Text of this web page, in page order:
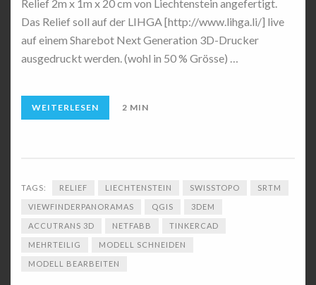
Relief 2m x 1m x 20 cm von Liechtenstein angefertigt.
Das Relief soll auf der LIHGA [http://www.lihga.li/] live
auf einem Sharebot Next Generation 3D-Drucker
ausgedruckt werden. (wohl in 50 % Grösse) …
WEITERLESEN 2 MIN
TAGS: RELIEF LIECHTENSTEIN SWISSTOPO SRTM
VIEWFINDERPANORAMAS QGIS 3DEM
ACCUTRANS 3D NETFABB TINKERCAD
MEHRTEILIG MODELL SCHNEIDEN
MODELL BEARBEITEN